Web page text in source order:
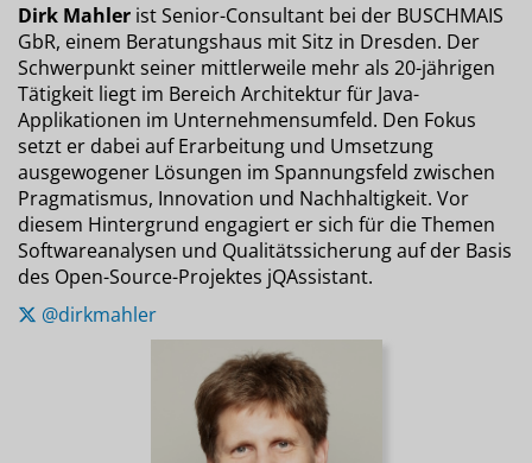
Dirk Mahler ist Senior-Consultant bei der BUSCHMAIS
GbR, einem Beratungshaus mit Sitz in Dresden. Der
Schwerpunkt seiner mittlerweile mehr als 20-jährigen
Tätigkeit liegt im Bereich Architektur für Java-
Applikationen im Unternehmensumfeld. Den Fokus
setzt er dabei auf Erarbeitung und Umsetzung
ausgewogener Lösungen im Spannungsfeld zwischen
Pragmatismus, Innovation und Nachhaltigkeit. Vor
diesem Hintergrund engagiert er sich für die Themen
Softwareanalysen und Qualitätssicherung auf der Basis
des Open-Source-Projektes jQAssistant.
@dirkmahler